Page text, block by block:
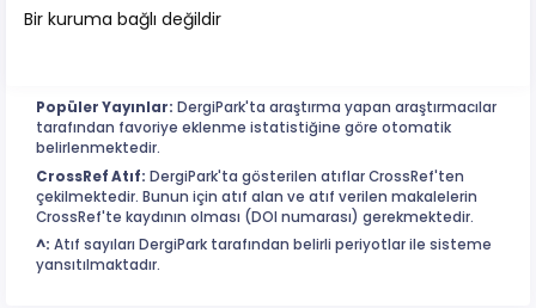
Bir kuruma bağlı değildir
Popüler Yayınlar: DergiPark'ta araştırma yapan araştırmacılar
tarafından favoriye eklenme istatistiğine göre otomatik
belirlenmektedir.
CrossRef Atıf: DergiPark'ta gösterilen atıflar CrossRef'ten
çekilmektedir. Bunun için atıf alan ve atıf verilen makalelerin
CrossRef'te kaydının olması (DOI numarası) gerekmektedir.
^: Atıf sayıları DergiPark tarafından belirli periyotlar ile sisteme
yansıtılmaktadır.